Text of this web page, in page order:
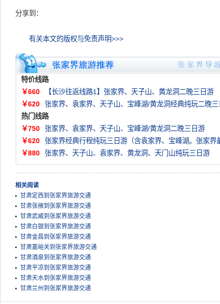
分享到：
有关本文的版权与免责声明>>>
特价线路
￥660
【长沙往返线路1】张家界、天子山、黄龙洞二晚三日游
￥620
张家界、袁家界、天子山、宝峰湖/黄龙洞经典纯玩二晚三
热门线路
￥750
张家界、袁家界、天子山、宝峰湖/黄龙洞二晚三日游
￥620
张家界经典行程纯玩三日游（含袁家界、宝峰湖。张家界
￥880
张家界、天子山、袁家界、黄龙洞、天门山纯玩三日游
相关阅读
甘肃定西到张家界旅游交通
甘肃张掖到张家界旅游交通
甘肃武威到张家界旅游交通
甘肃白银到张家界旅游交通
甘肃金昌到张家界旅游交通
甘肃嘉峪关到张家界旅游交通
甘肃酒泉到张家界旅游交通
甘肃平凉到张家界旅游交通
甘肃天水到张家界旅游交通
甘肃兰州到张家界旅游交通